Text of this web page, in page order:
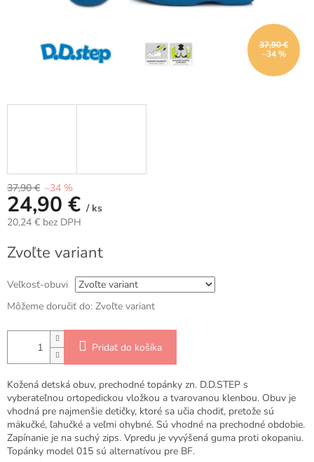
37,90 €
–34 %
37,90 € –34 %
24,90 € / ks
20,24 € bez DPH
cena:
Zvoľte variant
Veľkosť-obuvi
Môžeme doručiť do: Zvoľte variant
Pridať do košíka
Kožená detská obuv, prechodné topánky zn. D.D.STEP s
vyberateľnou ortopedickou vložkou a tvarovanou klenbou. Obuv je
vhodná pre najmenšie detičky, ktoré sa učia chodiť, pretože sú
mäkučké, ľahučké a veľmi ohybné. Sú vhodné na prechodné obdobie.
Zapínanie je na suchý zips. Vpredu je vyvýšená guma proti okopaniu.
Topánky model 015 sú alternatívou pre BF.